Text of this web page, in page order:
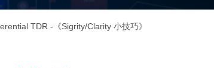
TDR -《Sigrity/Clarity 小技巧》